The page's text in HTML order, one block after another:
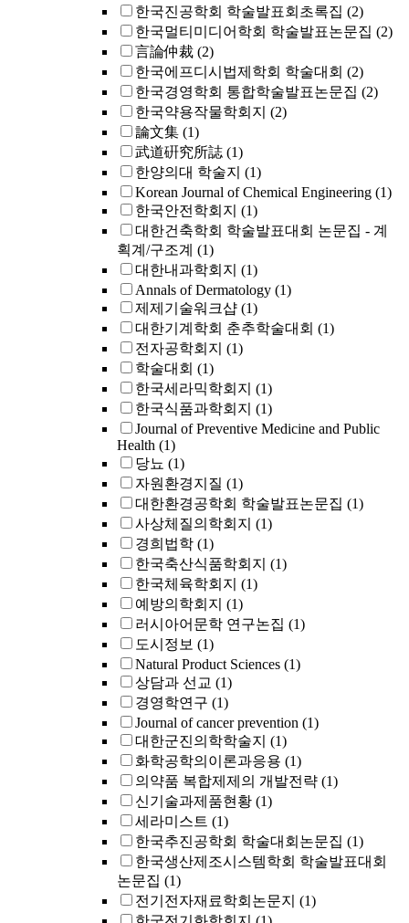
한국진공학회 학술발표회초록집 (2)
한국멀티미디어학회 학술발표논문집 (2)
言論仲裁 (2)
한국에프디시법제학회 학술대회 (2)
한국경영학회 통합학술발표논문집 (2)
한국약용작물학회지 (2)
論文集 (1)
武道硏究所誌 (1)
한양의대 학술지 (1)
Korean Journal of Chemical Engineering (1)
한국안전학회지 (1)
대한건축학회 학술발표대회 논문집 - 계
획계/구조계 (1)
대한내과학회지 (1)
Annals of Dermatology (1)
제제기술워크샵 (1)
대한기계학회 춘추학술대회 (1)
전자공학회지 (1)
학술대회 (1)
한국세라믹학회지 (1)
한국식품과학회지 (1)
Journal of Preventive Medicine and Public
Health (1)
당뇨 (1)
자원환경지질 (1)
대한환경공학회 학술발표논문집 (1)
사상체질의학회지 (1)
경희법학 (1)
한국축산식품학회지 (1)
한국체육학회지 (1)
예방의학회지 (1)
러시아어문학 연구논집 (1)
도시정보 (1)
Natural Product Sciences (1)
상담과 선교 (1)
경영학연구 (1)
Journal of cancer prevention (1)
대한군진의학학술지 (1)
화학공학의이론과응용 (1)
의약품 복합제제의 개발전략 (1)
신기술과제품현황 (1)
세라미스트 (1)
한국추진공학회 학술대회논문집 (1)
한국생산제조시스템학회 학술발표대회
논문집 (1)
전기전자재료학회논문지 (1)